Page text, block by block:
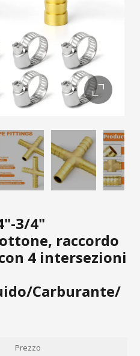
3/4"
raccordo
4 intersezioni
Carburante/
Prezzo